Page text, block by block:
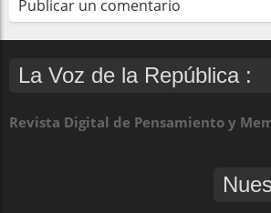
Publicar un comentario
La Voz de la República :
Revista Digital de Pensamiento y